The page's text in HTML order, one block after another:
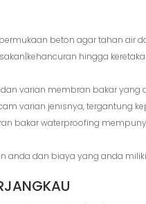
beton agar tahan air
hingga
varian membran bakar yang
varian jenisnya, tergantung
bakar waterproofing
anda dan biaya yang anda